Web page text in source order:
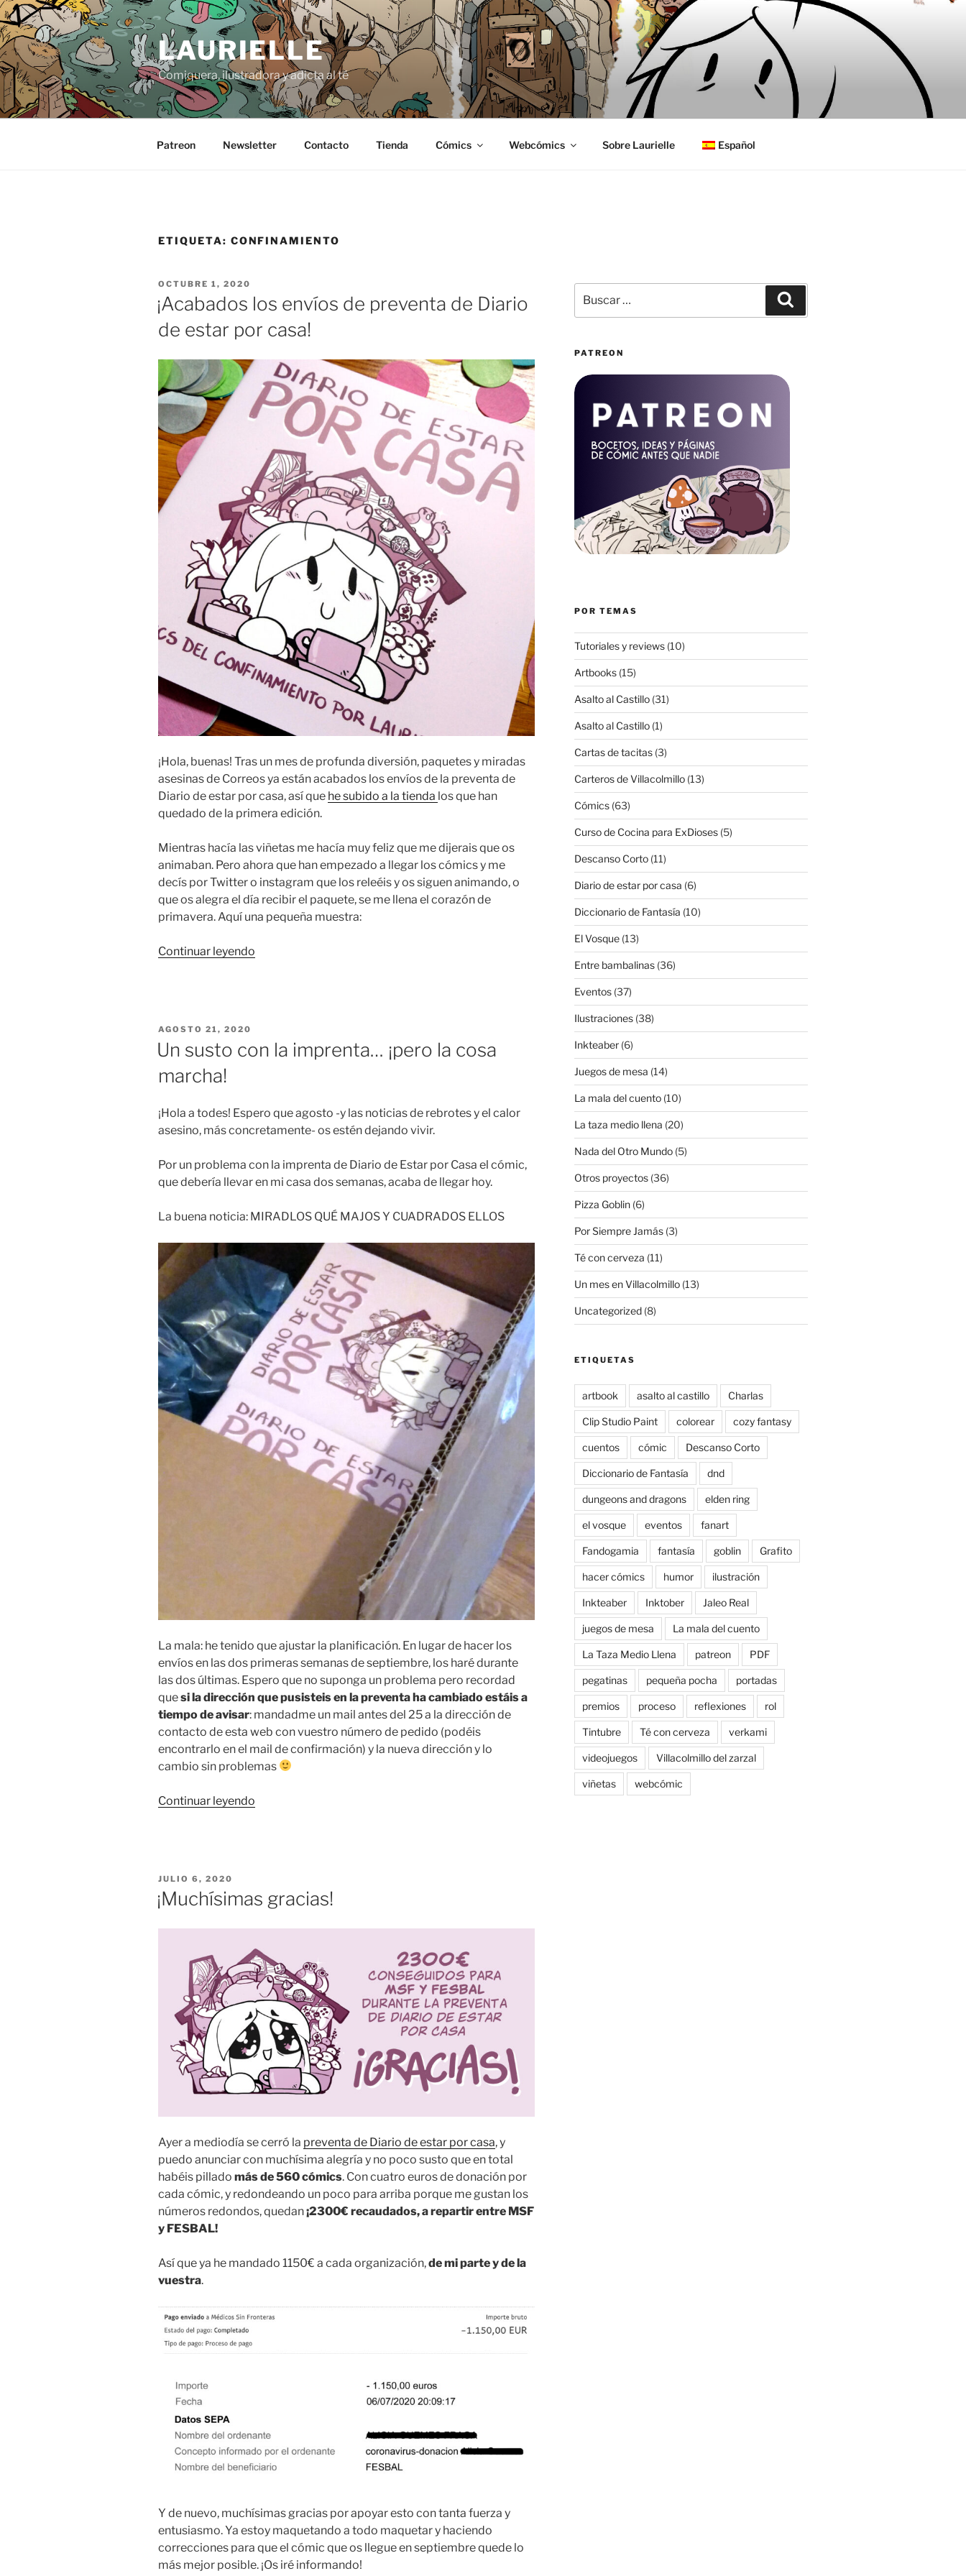
Saltar
al
contenido
LAURIELLE
Comiquera, ilustradora y adicta al té
Patreon Newsletter Contacto Tienda Cómics Webcómics Sobre Laurielle Español
ETIQUETA: CONFINAMIENTO
PUBLICADO
EL
OCTUBRE 1, 2020
¡Acabados los envíos de preventa de Diario
de estar por casa!
¡Hola, buenas! Tras un mes de profunda diversión, paquetes y miradas
asesinas de Correos ya están acabados los envíos de la preventa de
Diario de estar por casa, así que he subido a la tienda los que han
quedado de la primera edición.
Mientras hacía las viñetas me hacía muy feliz que me dijerais que os
animaban. Pero ahora que han empezado a llegar los cómics y me
decís por Twitter o instagram que los releéis y os siguen animando, o
que os alegra el día recibir el paquete, se me llena el corazón de
primavera. Aquí una pequeña muestra:
Continuar leyendo
Diario
casa!»
PUBLICADO
EL
AGOSTO 21, 2020
Un susto con la imprenta… ¡pero la cosa
marcha!
¡Hola a todes! Espero que agosto -y las noticias de rebrotes y el calor
asesino, más concretamente- os estén dejando vivir.
Por un problema con la imprenta de Diario de Estar por Casa el cómic,
que debería llevar en mi casa dos semanas, acaba de llegar hoy.
La buena noticia: MIRADLOS QUÉ MAJOS Y CUADRADOS ELLOS
La mala: he tenido que ajustar la planificación. En lugar de hacer los
envíos en las dos primeras semanas de septiembre, los haré durante
las dos últimas. Espero que no suponga un problema pero recordad
quesi la dirección que pusisteis en la preventa ha cambiado estáis a
tiempo de avisar: mandadme un mail antes del 25 a la dirección de
contacto de esta web con vuestro número de pedido (podéis
encontrarlo en el mail de confirmación) y la nueva dirección y lo
cambio sin problemas
Continuar leyendo
la
PUBLICADO
EL
JULIO 6, 2020
¡Muchísimas gracias!
Ayer a mediodía se cerró la preventa de Diario de estar por casa, y
puedo anunciar con muchísima alegría y no poco susto que en total
habéis pillado más de 560 cómics. Con cuatro euros de donación por
cada cómic, y redondeando un poco para arriba porque me gustan los
números redondos, quedan¡2300€ recaudados, a repartir entre MSF
y FESBAL!
Así que ya he mandado 1150€ a cada organización,de mi parte y de la
vuestra.
Y de nuevo, muchísimas gracias por apoyar esto con tanta fuerza y
entusiasmo. Ya estoy maquetando a todo maquetar y haciendo
correcciones para que el cómic que os llegue en septiembre quede lo
más mejor posible. ¡Os iré informando!
por:
PATREON
POR TEMAS
Tutoriales y reviews(10)
Artbooks(15)
Asalto al Castillo(31)
Asalto al Castillo(1)
Cartas de tacitas(3)
Carteros de Villacolmillo(13)
Cómics(63)
Curso de Cocina para ExDioses(5)
Descanso Corto(11)
Diario de estar por casa (6)
Diccionario de Fantasía (10)
El Vosque(13)
Entre bambalinas(36)
Eventos(37)
Ilustraciones(38)
Inkteaber(6)
Juegos de mesa (14)
La mala del cuento(10)
La taza medio llena (20)
Nada del Otro Mundo(5)
Otros proyectos(36)
Pizza Goblin(6)
Por Siempre Jamás(3)
Té con cerveza (11)
Un mes en Villacolmillo(13)
Uncategorized(8)
ETIQUETAS
artbook asalto al castillo Charlas
Clip Studio Paint colorear cozy fantasy
cuentos cómic Descanso Corto
Diccionario de Fantasía dnd
dungeons and dragons elden ring
el vosque eventos fanart
Fandogamia fantasía goblin Grafito
hacer cómics humor ilustración
Inkteaber Inktober Jaleo Real
juegos de mesa La mala del cuento
La Taza Medio Llena patreon PDF
pegatinas pequeña pocha portadas
premios proceso reflexiones rol
Tintubre Té con cerveza verkami
videojuegos Villacolmillo del zarzal
viñetas webcómic